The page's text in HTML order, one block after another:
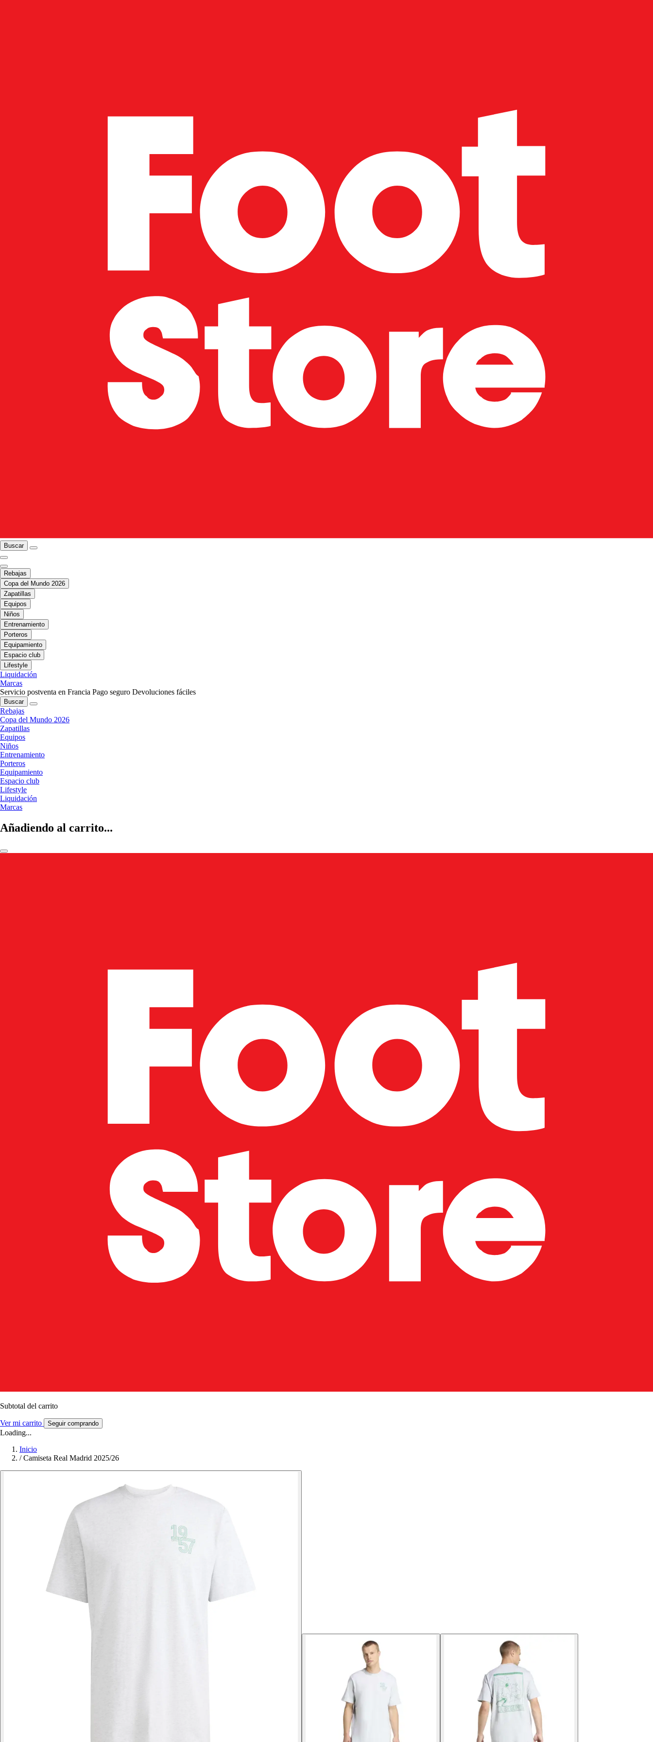
Buscar
Rebajas
Copa del Mundo 2026
Zapatillas
Equipos
Niños
Entrenamiento
Porteros
Equipamiento
Espacio club
Lifestyle
Liquidación
Marcas
Servicio postventa en Francia Pago seguro Devoluciones fáciles
Buscar
Rebajas
Copa del Mundo 2026
Zapatillas
Equipos
Niños
Entrenamiento
Porteros
Equipamiento
Espacio club
Lifestyle
Liquidación
Marcas
Añadiendo al carrito...
Subtotal del carrito
Ver mi carrito Seguir comprando
Loading...
Inicio
/ Camiseta Real Madrid 2025/26